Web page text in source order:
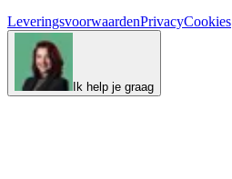
LeveringsvoorwaardenPrivacyCookies
Ik help je graag